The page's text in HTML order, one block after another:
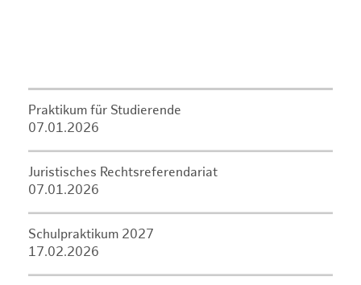
Praktikum für Studierende
07.01.2026
Juristisches Rechtsreferendariat
07.01.2026
Schulpraktikum 2027
17.02.2026